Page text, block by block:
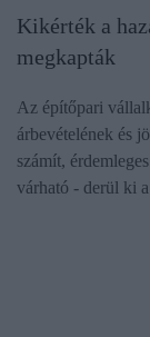
Kikérték a
megkapták
Az építőpari
árbevételének és
számít,
várható - derül ki